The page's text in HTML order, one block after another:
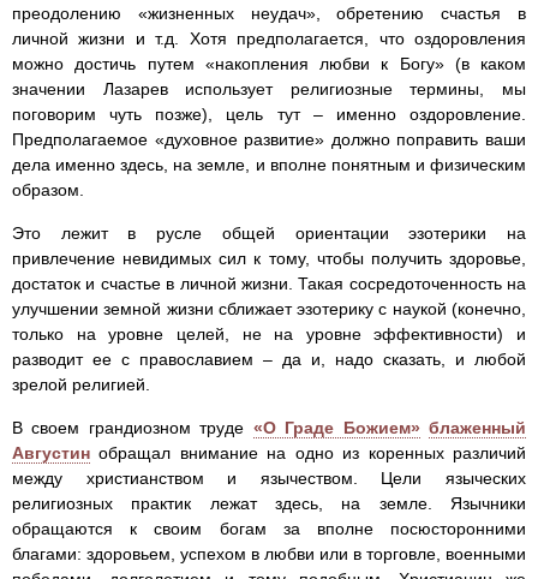
преодолению «жизненных неудач», обретению счастья в
личной жизни и т.д. Хотя предполагается, что оздоровления
можно достичь путем «накопления любви к Богу» (в каком
значении Лазарев использует религиозные термины, мы
поговорим чуть позже), цель тут – именно оздоровление.
Предполагаемое «духовное развитие» должно поправить ваши
дела именно здесь, на земле, и вполне понятным и физическим
образом.
Это лежит в русле общей ориентации эзотерики на
привлечение невидимых сил к тому, чтобы получить здоровье,
достаток и счастье в личной жизни. Такая сосредоточенность на
улучшении земной жизни сближает эзотерику с наукой (конечно,
только на уровне целей, не на уровне эффективности) и
разводит ее с православием – да и, надо сказать, и любой
зрелой религией.
В своем грандиозном труде «О Граде Божием» блаженный
Августин обращал внимание на одно из коренных различий
между христианством и язычеством. Цели языческих
религиозных практик лежат здесь, на земле. Язычники
обращаются к своим богам за вполне посюсторонними
благами: здоровьем, успехом в любви или в торговле, военными